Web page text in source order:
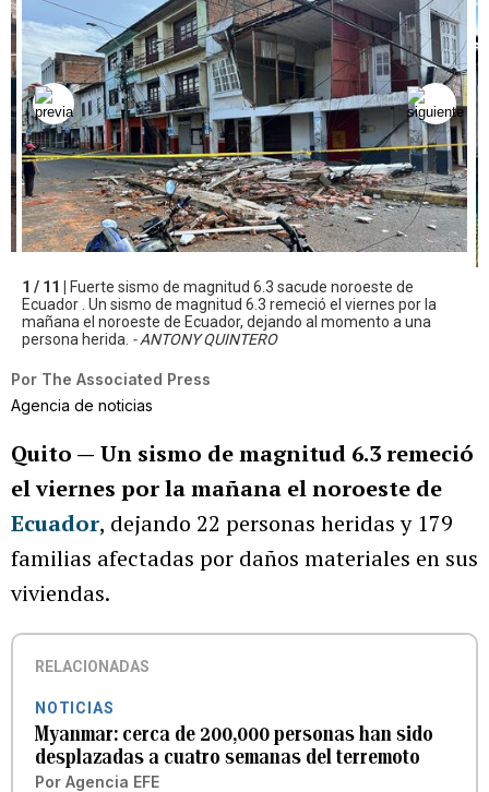
1 / 11 |
Fuerte sismo de magnitud 6.3 sacude noroeste de
Ecuador . Un sismo de magnitud 6.3 remeció el viernes por la
mañana el noroeste de Ecuador, dejando al momento a una
persona herida. - ANTONY QUINTERO
Por The Associated Press
Agencia de noticias
Quito — Un sismo de magnitud 6.3 remeció
el viernes por la mañana el noroeste de
Ecuador, dejando 22 personas heridas y 179
familias afectadas por daños materiales en sus
viviendas.
RELACIONADAS
NOTICIAS
Myanmar: cerca de 200,000 personas han sido
desplazadas a cuatro semanas del terremoto
Por Agencia EFE